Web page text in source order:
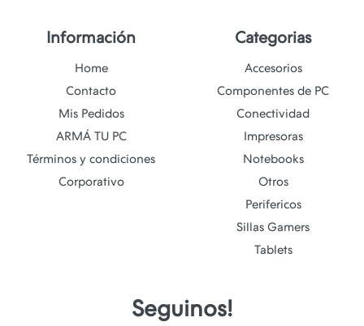
Información
Home
Contacto
Mis Pedidos
ARMÁ TU PC
Términos y condiciones
Corporativo
Categorias
Accesorios
Componentes de PC
Conectividad
Impresoras
Notebooks
Otros
Perifericos
Sillas Gamers
Tablets
Seguinos!